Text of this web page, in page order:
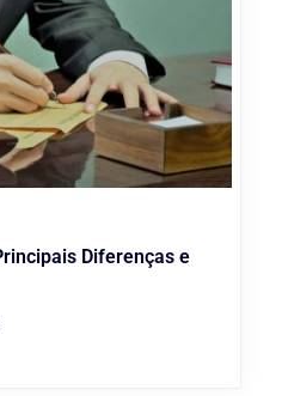
Diferenças e